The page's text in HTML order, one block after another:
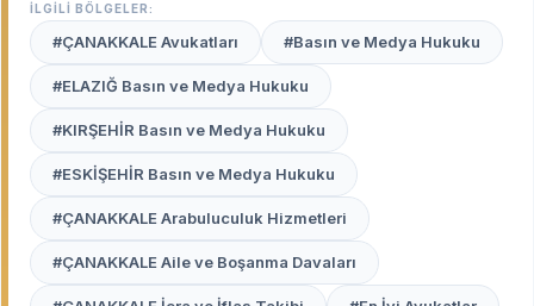
bu hızlı gelişimi; gayrimenkul değerlemelerinden
kamulaştırma davalarına, tarımsal arazi
uyuşmazlıklarından ticaret hukukuna kadar pek çok
alanda uzmanlık gerektirir.
Çanakkale uzman
avukatları, şehrin bu karakteristik değişimini, yerel
mahkeme pratiklerini ve Çanakkale Adliyesi ile
mülhakat ilçelerindeki (Biga, Gelibolu, Çan vb.)
işleyişi en iyi bilen profesyonellerdir.
Avukat Buradaplatformu, Çanakkale merkezden
Biga’ya, Ayvacık’tan Çan’a kadar şehrin her
İLGİLİ BÖLGELER:
#ÇANAKKALE Avukatları #Basın ve Medya Hukuku
#ELAZIĞ Basın ve Medya Hukuku
#KIRŞEHİR Basın ve Medya Hukuku
#ESKİŞEHİR Basın ve Medya Hukuku
#ÇANAKKALE Arabuluculuk Hizmetleri
#ÇANAKKALE Aile ve Boşanma Davaları